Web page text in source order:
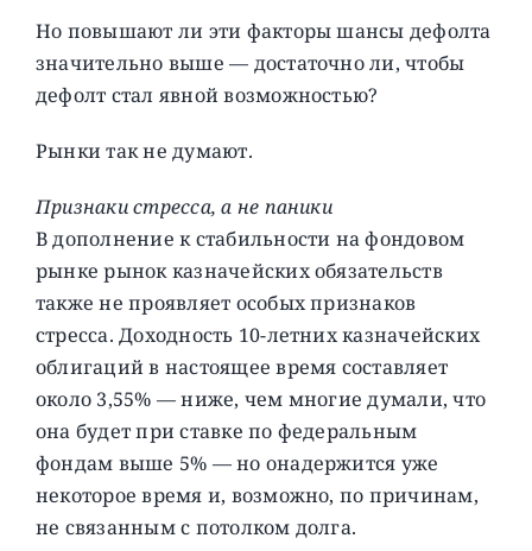
Но повышают ли эти факторы шансы дефолта
значительно выше — достаточно ли, чтобы
дефолт стал явной возможностью?
Рынки так не думают.
Признаки стресса, а не паники
В дополнение к стабильности на фондовом
рынке рынок казначейских обязательств
также не проявляет особых признаков
стресса. Доходность 10-летних казначейских
облигаций в настоящее время составляет
около 3,55% — ниже, чем многие думали, что
она будет при ставке по федеральным
фондам выше 5% — но онадержится уже
некоторое время и, возможно, по причинам,
не связанным с потолком долга.